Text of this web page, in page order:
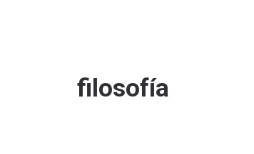
filosofía